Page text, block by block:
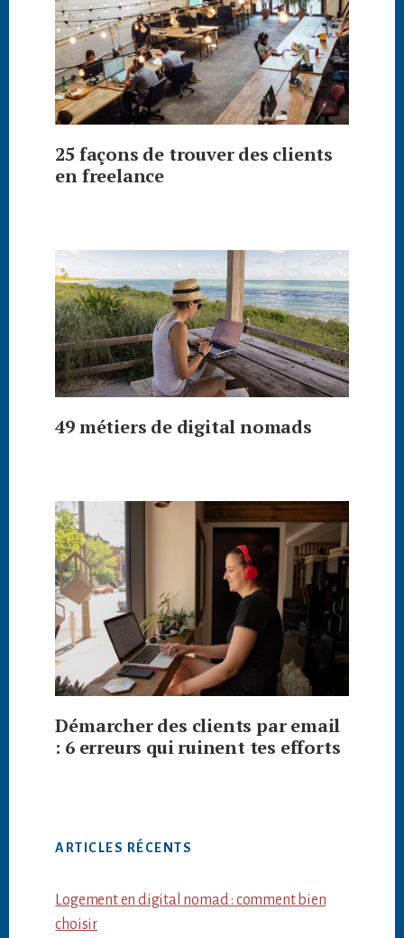
25 façons de trouver des clients
en freelance
49 métiers de digital nomads
Démarcher des clients par email
: 6 erreurs qui ruinent tes efforts
ARTICLES RÉCENTS
Logement en digital nomad : comment bien
choisir